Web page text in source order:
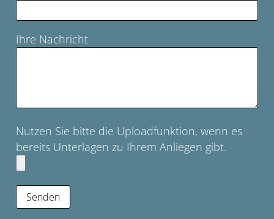
Ihre Nachricht
Nutzen Sie bitte die Uploadfunktion, wenn es
bereits Unterlagen zu Ihrem Anliegen gibt.